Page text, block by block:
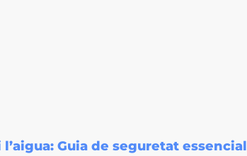
Guia de seguretat essencial